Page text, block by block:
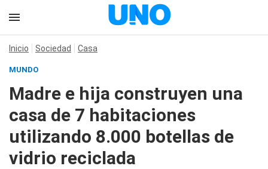
Inicio Sociedad Casa
MUNDO
Madre e hija construyen una
casa de 7 habitaciones
utilizando 8.000 botellas de
vidrio reciclada